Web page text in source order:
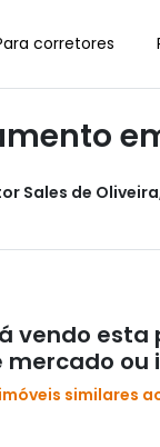
corretores
Sales de
vendo
mercado ou
similares